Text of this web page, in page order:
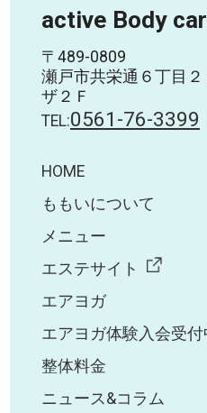
active Body
〒489-0809
瀬戸市共栄通６丁目
ザ２Ｆ
TEL:0561-76-3399
HOME
ももいについて
メニュー
エステサイト
エアヨガ
エアヨガ体験入会受付
整体料金
ニュース&コラム